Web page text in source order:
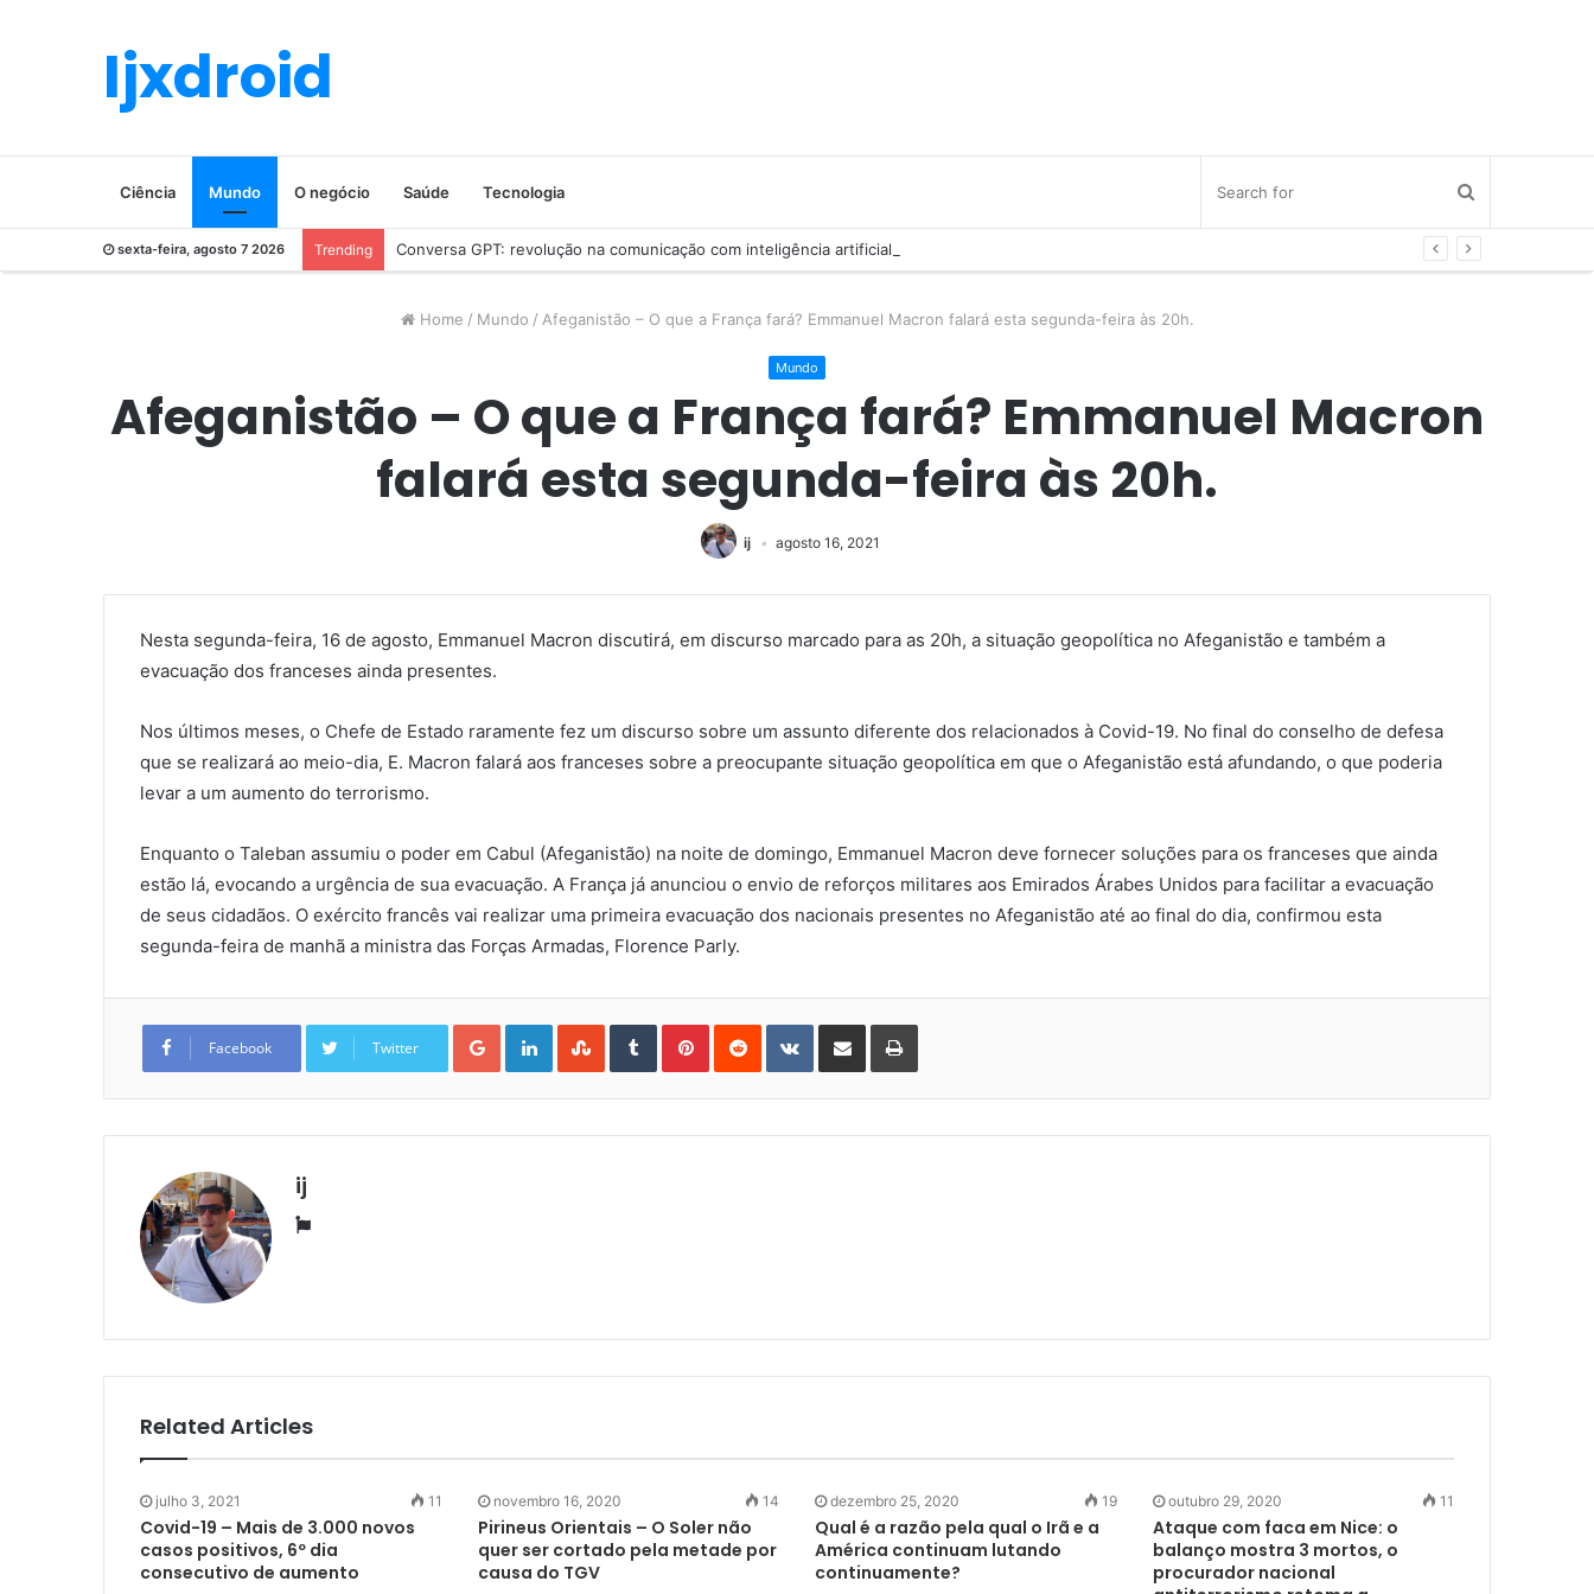
Ijxdroid
Ciência Mundo O negócio Saúde Tecnologia
sexta-feira, agosto 7 2026 Trending Conversa GPT: revolução na comunicação com inteligência artificial
Home / Mundo / Afeganistão – O que a França fará? Emmanuel Macron falará esta segunda-feira às 20h.
Mundo
Afeganistão – O que a França fará? Emmanuel Macron
falará esta segunda-feira às 20h.
ij agosto 16, 2021
Nesta segunda-feira, 16 de agosto, Emmanuel Macron discutirá, em discurso marcado para as 20h, a situação geopolítica no Afeganistão e também a
evacuação dos franceses ainda presentes.
Nos últimos meses, o Chefe de Estado raramente fez um discurso sobre um assunto diferente dos relacionados à Covid-19. No final do conselho de defesa
que se realizará ao meio-dia, E. Macron falará aos franceses sobre a preocupante situação geopolítica em que o Afeganistão está afundando, o que poderia
levar a um aumento do terrorismo.
Enquanto o Taleban assumiu o poder em Cabul (Afeganistão) na noite de domingo, Emmanuel Macron deve fornecer soluções para os franceses que ainda
estão lá, evocando a urgência de sua evacuação. A França já anunciou o envio de reforços militares aos Emirados Árabes Unidos para facilitar a evacuação
de seus cidadãos. O exército francês vai realizar uma primeira evacuação dos nacionais presentes no Afeganistão até ao final do dia, confirmou esta
segunda-feira de manhã a ministra das Forças Armadas, Florence Parly.
Facebook Twitter
Google+LinkedInStumbleUpon
TumblrPinterestReddit VKontakteShare
Email
Print
ij
Website
Related Articles
julho 3, 2021 11
Covid-19 – Mais de 3.000 novos
casos positivos, 6º dia
consecutivo de aumento
novembro 16, 2020 14
Pirineus Orientais – O Soler não
quer ser cortado pela metade por
causa do TGV
dezembro 25, 2020 19
Qual é a razão pela qual o Irã e a
América continuam lutando
continuamente?
outubro 29, 2020 11
Ataque com faca em Nice: o
balanço mostra 3 mortos, o
procurador nacional